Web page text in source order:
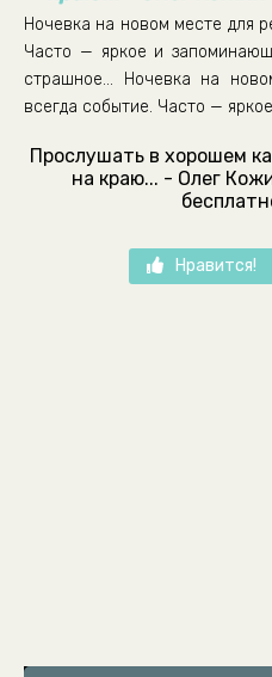
Ночевка на новом месте для
Часто — яркое и
страшное... Ночевка на
всегда событие. Часто —
Прослушать в хорошем
на краю... - Олег
Нравится!